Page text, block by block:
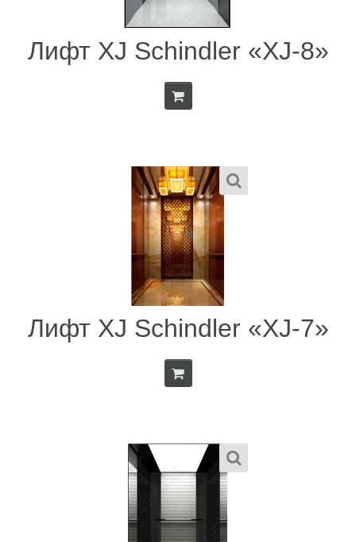
Лифт XJ Schindler «XJ-8»
Лифт XJ Schindler «XJ-7»